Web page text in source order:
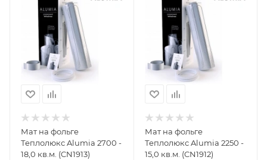
Мат на фольге
Теплолюкс Alumia 2700 -
18,0 кв.м. (CN1913)
Мат на фольге
Теплолюкс Alumia 2250 -
15,0 кв.м. (CN1912)